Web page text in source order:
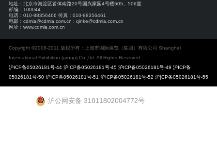
地址：北京市海淀区首体南路20号国兴家园4号楼505、506室
邮编：100044
电话：010-88356466 传真：010-88356461
电邮：cdmia@cdmia.com.cn ; qinke@cdmia.com.cn
网址：www.cdmia.com.cn
Copyright ©2008-2011 版权所有：上海市国际展览（集团）有限公司 Shanghai
International Exhibition (group) Co.,Itd. All Rights Reserved
沪ICP备05026181号-44 沪ICP备05026181号-45 沪ICP备05026181号-49 沪ICP备
05026181号-50 沪ICP备05026181号-51 沪ICP备05026181号-52 沪|CP备05026181号-55
沪公网安备 31011802004772号